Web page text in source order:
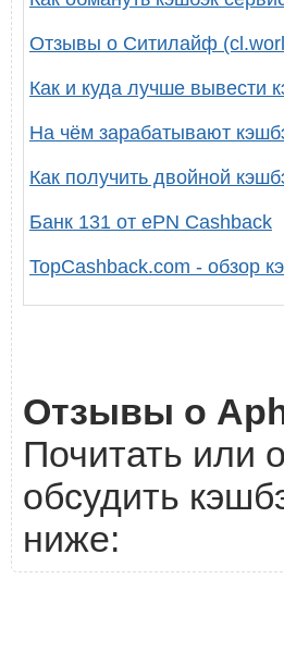
Отзывы о Ситилайф
Как и куда лучше вывести
На чём зарабатывают
Как получить двойной
Банк 131 от ePN Cashback
TopCashback.com - обзор
Отзывы о
Почитать или
обсудить
ниже: